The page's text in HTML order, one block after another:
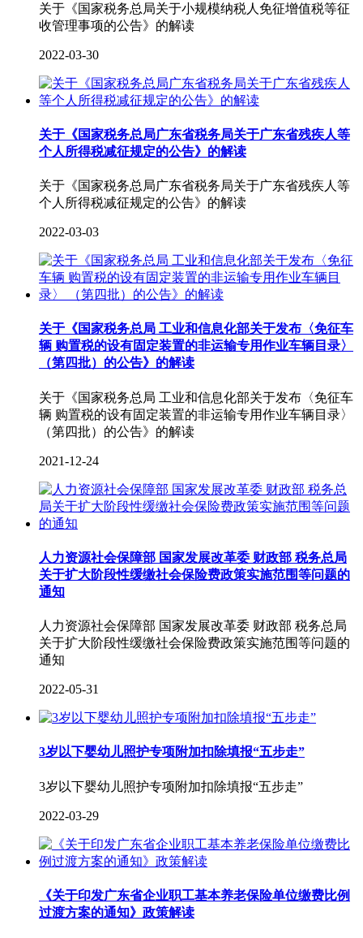
关于《国家税务总局关于小规模纳税人免征增值税等征
收管理事项的公告》的解读
2022-03-30
关于《国家税务总局广东省税务局关于广东省残疾人等
个人所得税减征规定的公告》的解读
关于《国家税务总局广东省税务局关于广东省残疾人等
个人所得税减征规定的公告》的解读
2022-03-03
关于《国家税务总局 工业和信息化部关于发布〈免征车
辆 购置税的设有固定装置的非运输专用作业车辆目录〉
（第四批）的公告》的解读
关于《国家税务总局 工业和信息化部关于发布〈免征车
辆 购置税的设有固定装置的非运输专用作业车辆目录〉
（第四批）的公告》的解读
2021-12-24
人力资源社会保障部 国家发展改革委 财政部 税务总局
关于扩大阶段性缓缴社会保险费政策实施范围等问题的
通知
人力资源社会保障部 国家发展改革委 财政部 税务总局
关于扩大阶段性缓缴社会保险费政策实施范围等问题的
通知
2022-05-31
3岁以下婴幼儿照护专项附加扣除填报“五步走”
3岁以下婴幼儿照护专项附加扣除填报“五步走”
2022-03-29
《关于印发广东省企业职工基本养老保险单位缴费比例
过渡方案的通知》政策解读